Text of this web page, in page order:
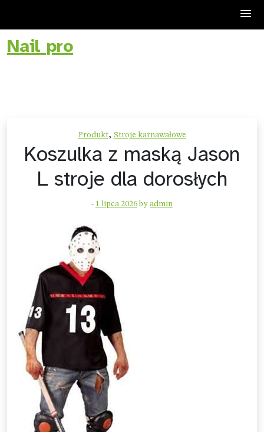
Skip
toNail pro
Produkt, Stroje karnawałowe
Koszulka z maską Jason
L stroje dla dorosłych
- 1 lipca 2026 by admin